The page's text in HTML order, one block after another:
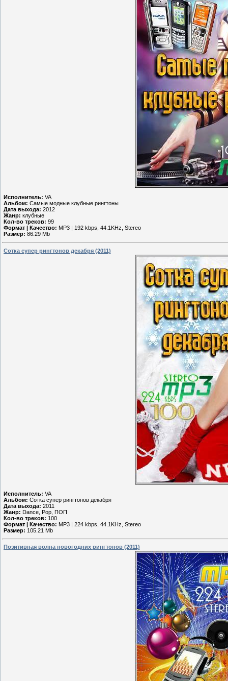
Исполнитель: VA
Альбом: Самые модные клубные рингтоны
Дата выхода: 2012
Жанр: клубные
Кол-во треков: 99
Формат | Качество: MP3 | 192 kbps, 44.1KHz, Stereo
Размер: 86.29 Mb
Сотка супер рингтонов декабря (2011)
Исполнитель: VA
Альбом: Сотка супер рингтонов декабря
Дата выхода: 2011
Жанр: Dance, Pop, ПОП
Кол-во треков: 100
Формат | Качество: MP3 | 224 kbps, 44.1KHz, Stereo
Размер: 105.21 Mb
Позитивная волна новогодних рингтонов (2011)